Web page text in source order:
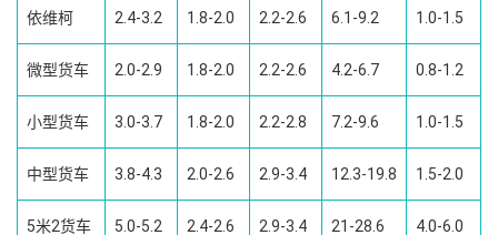
依维柯 2.4-3.2 1.8-2.0 2.2-2.6 6.1-9.2 1.0-1.5
微型货车 2.0-2.9 1.8-2.0 2.2-2.6 4.2-6.7 0.8-1.2
小型货车 3.0-3.7 1.8-2.0 2.2-2.8 7.2-9.6 1.0-1.5
中型货车 3.8-4.3 2.0-2.6 2.9-3.4 12.3-19.8 1.5-2.0
5米2货车 5.0-5.2 2.4-2.6 2.9-3.4 21-28.6 4.0-6.0